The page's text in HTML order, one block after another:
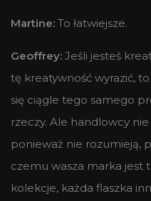
Martine: To łatwiejsze.
Geoffrey: Jeśli jesteś
tę kreatywność wyrazić,
się ciągle tego samego
rzeczy. Ale handlowcy
ponieważ nie rozumieją,
czemu wasza marka jest
kolekcje, każda flaszka